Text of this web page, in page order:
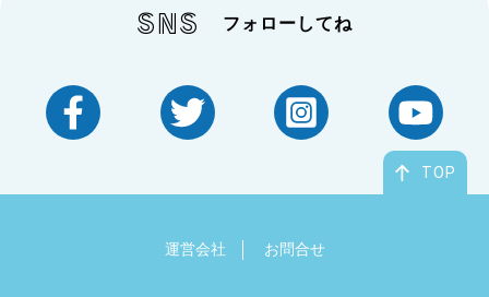
SNS フォローしてね
運営会社 お問合せ
TOP